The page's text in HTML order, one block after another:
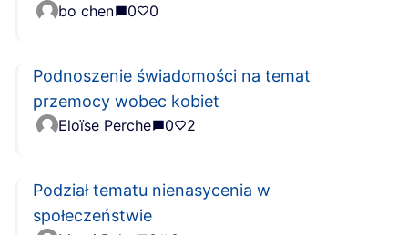
bo chen 0 0
Podnoszenie świadomości na temat
przemocy wobec kobiet
Eloïse Perche 0 2
Podział tematu nienasycenia w
społeczeństwie